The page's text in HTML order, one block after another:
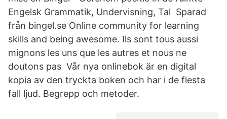
Engelsk Grammatik, Undervisning, Tal Sparad
från bingel.se Online community for learning
skills and being awesome. Ils sont tous aussi
mignons les uns que les autres et nous ne
doutons pas Vår nya onlinebok är en digital
kopia av den tryckta boken och har i de flesta
fall ljud. Begrepp och metoder.